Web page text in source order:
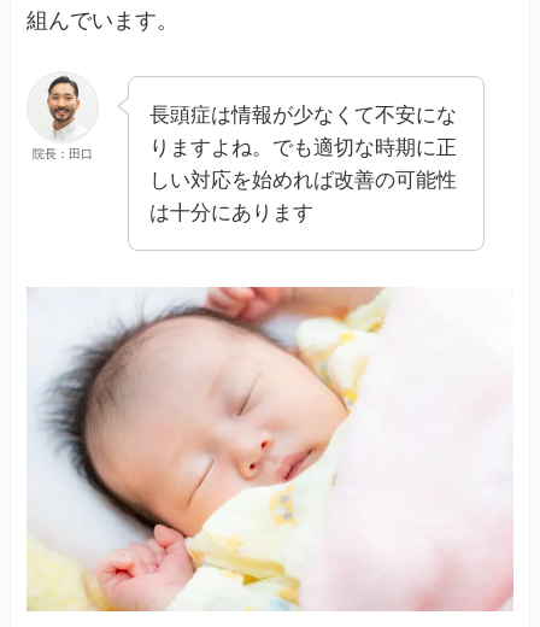
組んでいます。
院長：田口
長頭症は情報が少なくて不安にな
りますよね。でも適切な時期に正
しい対応を始めれば改善の可能性
は十分にあります